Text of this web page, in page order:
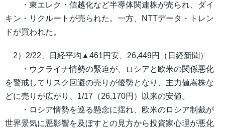
・東エレク・信越化など半導体関連株が売られ、ダイ
キン・リクルートが売られた。一方、NTTデータ・トレン
ドが買われた。
2）2/22、日経平均▲461円安、26,449円（日経新聞）
・ウクライナ情勢の緊迫が、ロシアと欧米の関係悪化
を警戒してリスク回避の売りが優勢となり、主力値嵩株な
どに売りが広がり、1/17（26,170円）以来の安値。
・ロシア情勢を巡る懸念に揺れ、欧米のロシア制裁が
世界景気に悪影響を及ぼすとの見方から投資家心理が悪化